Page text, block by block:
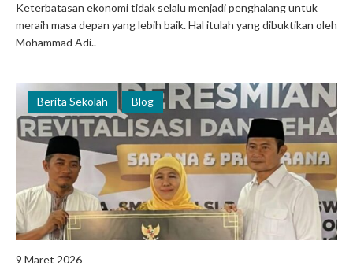
Keterbatasan ekonomi tidak selalu menjadi penghalang untuk
meraih masa depan yang lebih baik. Hal itulah yang dibuktikan oleh
Mohammad Adi..
Berita Sekolah Blog
9 Maret 2026